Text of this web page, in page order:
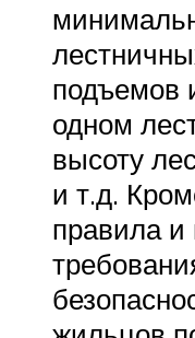
подъемов
одном
высоту
и т.д.
правила